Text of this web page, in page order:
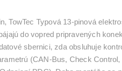
TowTec Typová 13-pinová
do vopred pripravených
sbernici, zda obsluhuje
(CAN-Bus, Check